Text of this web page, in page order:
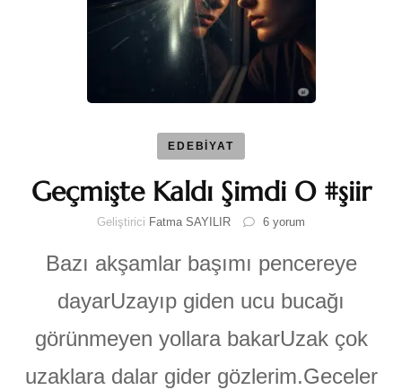
EDEBİYAT
Geçmişte Kaldı Şimdi O #şiir
Geliştirici Fatma SAYILIR
Geçmişte
Şimdi
O
için
6 yorum
Bazı akşamlar başımı pencereye
dayarUzayıp giden ucu bucağı
görünmeyen yollara bakarUzak çok
uzaklara dalar gider gözlerim.Geceler